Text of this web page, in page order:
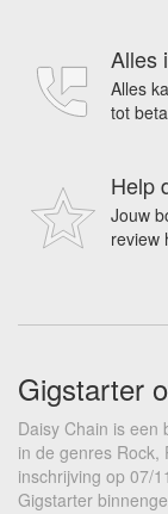
Alles
Alles
tot
Help
Jouw
review
Gigstarter
Daisy Chain is een
in de genres Rock,
inschrijving op 07/
Gigstarter